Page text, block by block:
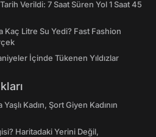
Verildi: 7 Saat Süren Yol 1 Saat 45
Kaç Litre Su Yedi? Fast Fashion
İçinde Tükenen Yıldızlar
Kadın, Şort Giyen Kadının
Haritadaki Yerini Değil,